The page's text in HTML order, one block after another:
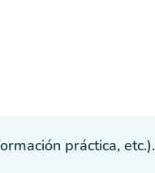
práctica, etc.).